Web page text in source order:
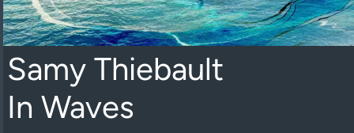
Samy Thiebault
In Waves